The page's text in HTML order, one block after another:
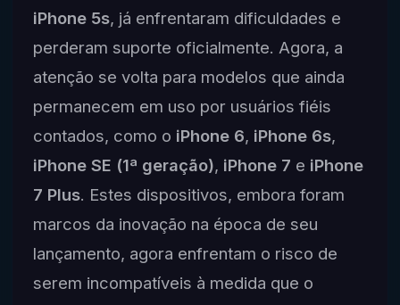
iPhone 5s, já enfrentaram dificuldades e
perderam suporte oficialmente. Agora, a
atenção se volta para modelos que ainda
permanecem em uso por usuários fiéis
contados, como o iPhone 6, iPhone 6s,
iPhone SE (1ª geração), iPhone 7 e iPhone
7 Plus. Estes dispositivos, embora foram
marcos da inovação na época de seu
lançamento, agora enfrentam o risco de
serem incompatíveis à medida que o